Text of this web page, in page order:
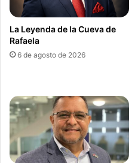
La Leyenda de la Cueva de
Rafaela
6 de agosto de 2026